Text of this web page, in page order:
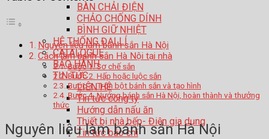
BÀN CHẢI ĐIỆN
CHẢO CHỐNG DÍNH
BÌNH GIỮ NHIỆT
HỆ THỐNG ĐẠI LÍ
CATALOGUE
BẢO HÀNH
TIN TỨC
LIÊN HỆ
Tin tức công ty
Hướng dẫn nấu ăn
Thiết bị nhà bếp- Điện gia dụng
Tin tức báo chí
Nguyên liệu làm bánh sắn Hà Nội
Cách làm bánh sắn Hà Nội tại nhà
Bước 1. Sơ chế sắn
Bước 2. Hấp hoặc luộc sắn
Bước 3. Trộn bột bánh sắn và tạo hình
Bước 4. Nướng bánh sắn Hà Nội, hoàn thành và thưởng
thức
Nguyên liệu làm bánh sắn Hà Nội